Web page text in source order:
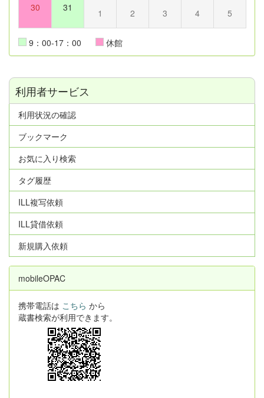
30 31 1 2 3 4 5
9：00-17：00 休館
利用者サービス
利用状況の確認
ブックマーク
お気に入り検索
タグ履歴
ILL複写依頼
ILL貸借依頼
新規購入依頼
mobileOPAC
携帯電話は こちら から
蔵書検索が利用できます。